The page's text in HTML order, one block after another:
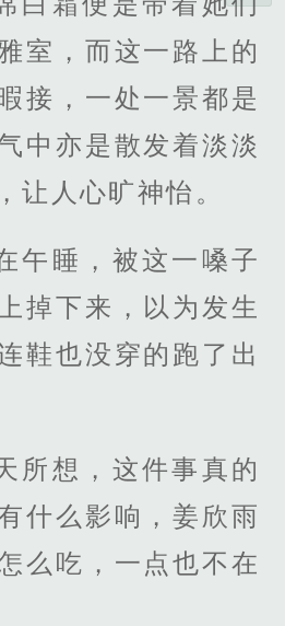
室，而这一路上的
接，一处一景都是
中亦是散发着淡淡
让人心旷神怡。
午睡，被这一嗓子
掉下来，以为发生
鞋也没穿的跑了出
所想，这件事真的
什么影响，姜欣雨
么吃，一点也不在